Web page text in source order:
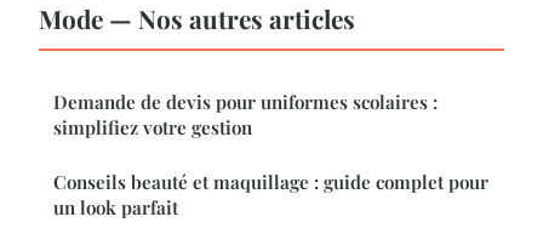
Mode — Nos autres articles
Demande de devis pour uniformes scolaires :
simplifiez votre gestion
Conseils beauté et maquillage : guide complet pour
un look parfait